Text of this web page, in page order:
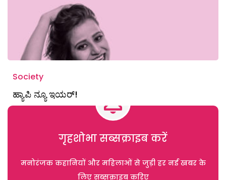
Society
ಹ್ಯಾಪಿ ನ್ಯೂ ಇಯರ್!
गृहशोभा सब्सक्राइब करें
मनोरंजक कहानियों और महिलाओं से जुड़ी हर नई खबर के
लिए सब्सक्राइब करिए